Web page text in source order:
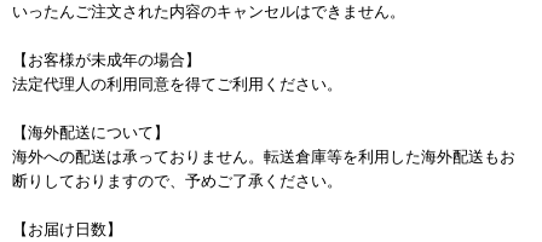
いったんご注文された内容のキャンセルはできません。
【お客様が未成年の場合】
法定代理人の利用同意を得てご利用ください。
【海外配送について】
海外への配送は承っておりません。転送倉庫等を利用した海外配送もお
断りしておりますので、予めご了承ください。
【お届け日数】